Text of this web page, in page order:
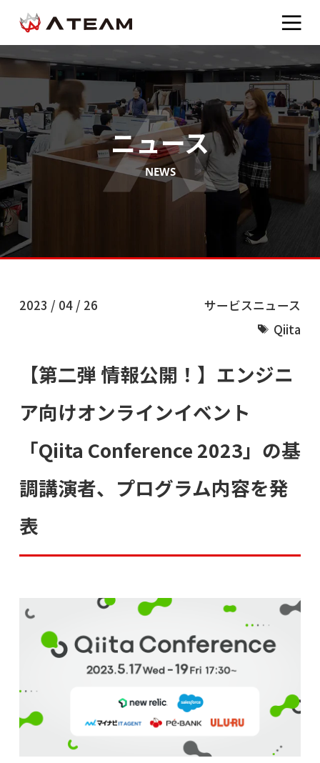
ニュース
NEWS
2023 / 04 / 26
サービスニュース
Qiita
【第二弾 情報公開！】エンジニ
ア向けオンラインイベント
「Qiita Conference 2023」の基
調講演者、プログラム内容を発
表